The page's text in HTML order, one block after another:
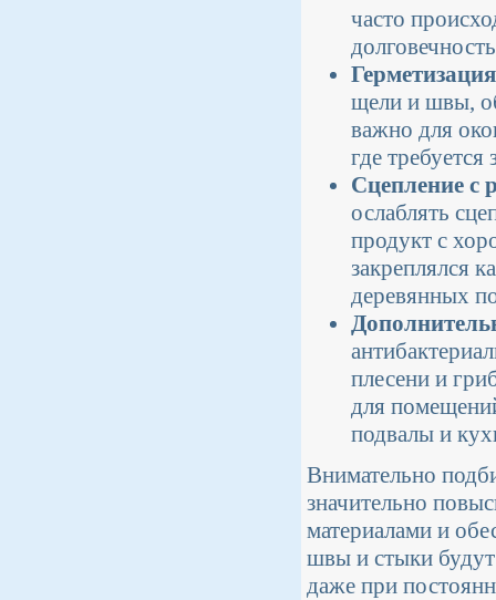
часто
щели и швы,
важно для
где
Сцепление с
ослаблять
продукт с
закреплялся
деревянных
плесени и
для
подвалы и
Внимательно
значительно
материалами и
швы и стыки будут
даже при